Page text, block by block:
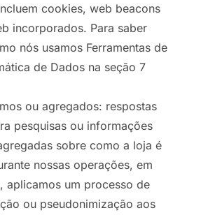
cookies, web beacons
incorporados. Para saber
nós usamos Ferramentas de
de Dados na seção 7
ou agregados: respostas
pesquisas ou informações
sobre como a loja é
nossas operações, em
aplicamos um processo de
ou pseudonimização aos